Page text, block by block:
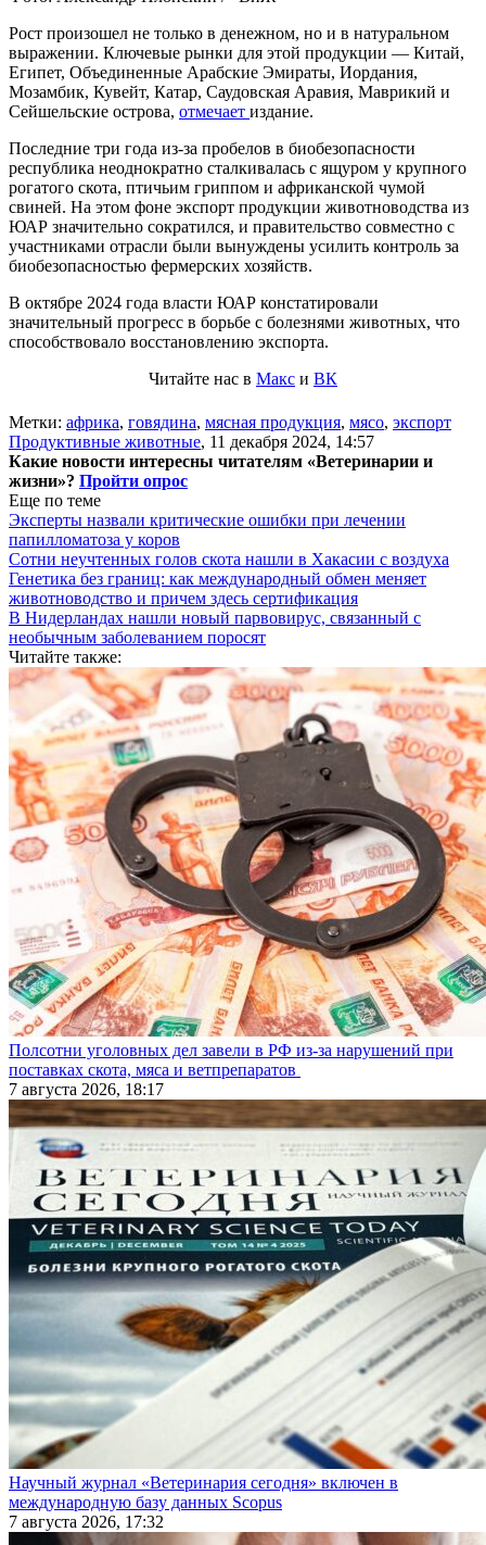
Рост произошел не только в денежном, но и в натуральном
выражении. Ключевые рынки для этой продукции — Китай,
Египет, Объединенные Арабские Эмираты, Иордания,
Мозамбик, Кувейт, Катар, Саудовская Аравия, Маврикий и
Сейшельские острова, отмечает издание.
Последние три года из-за пробелов в биобезопасности
республика неоднократно сталкивалась с ящуром у крупного
рогатого скота, птичьим гриппом и африканской чумой
свиней. На этом фоне экспорт продукции животноводства из
ЮАР значительно сократился, и правительство совместно с
участниками отрасли были вынуждены усилить контроль за
биобезопасностью фермерских хозяйств.
В октябре 2024 года власти ЮАР констатировали
значительный прогресс в борьбе с болезнями животных, что
способствовало восстановлению экспорта.
Читайте нас в Макс и ВК
Метки: африка, говядина, мясная продукция, мясо, экспорт
Продуктивные животные, 11 декабря 2024, 14:57
Какие новости интересны читателям «Ветеринарии и
жизни»? Пройти опрос
Еще по теме
Эксперты назвали критические ошибки при лечении
папилломатоза у коров
Сотни неучтенных голов скота нашли в Хакасии с воздуха
Генетика без границ: как международный обмен меняет
животноводство и причем здесь сертификация
В Нидерландах нашли новый парвовирус, связанный с
необычным заболеванием поросят
Читайте также:
Полсотни уголовных дел завели в РФ из-за нарушений при
поставках скота, мяса и ветпрепаратов
7 августа 2026, 18:17
Научный журнал «Ветеринария сегодня» включен в
международную базу данных Scopus
7 августа 2026, 17:32